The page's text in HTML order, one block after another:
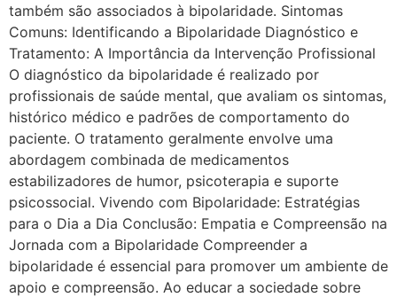
também são associados à bipolaridade. Sintomas
Comuns: Identificando a Bipolaridade Diagnóstico e
Tratamento: A Importância da Intervenção Profissional
O diagnóstico da bipolaridade é realizado por
profissionais de saúde mental, que avaliam os sintomas,
histórico médico e padrões de comportamento do
paciente. O tratamento geralmente envolve uma
abordagem combinada de medicamentos
estabilizadores de humor, psicoterapia e suporte
psicossocial. Vivendo com Bipolaridade: Estratégias
para o Dia a Dia Conclusão: Empatia e Compreensão na
Jornada com a Bipolaridade Compreender a
bipolaridade é essencial para promover um ambiente de
apoio e compreensão. Ao educar a sociedade sobre